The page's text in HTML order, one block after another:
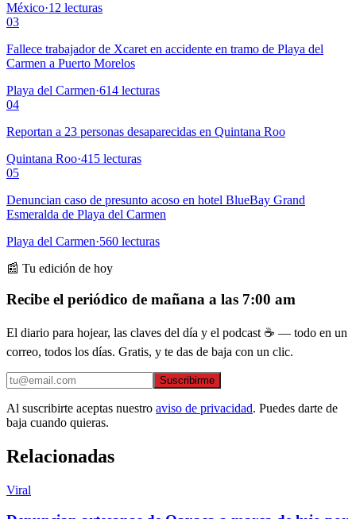
México·12 lecturas
03
Fallece trabajador de Xcaret en accidente en tramo de Playa del
Carmen a Puerto Morelos
Playa del Carmen·614 lecturas
04
Reportan a 23 personas desaparecidas en Quintana Roo
Quintana Roo·415 lecturas
05
Denuncian caso de presunto acoso en hotel BlueBay Grand
Esmeralda de Playa del Carmen
Playa del Carmen·560 lecturas
📰 Tu edición de hoy
Recibe el periódico de mañana a las 7:00 am
El diario para hojear, las claves del día y el podcast ☕ — todo en un
correo, todos los días. Gratis, y te das de baja con un clic.
Suscribirme
Al suscribirte aceptas nuestro aviso de privacidad. Puedes darte de
baja cuando quieras.
Relacionadas
Viral